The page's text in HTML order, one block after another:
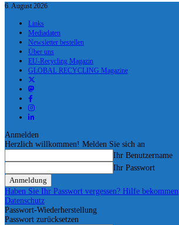
6. August 2026
Links
Mediadaten
Newsletter bestellen
Über uns
EU-Recycling Magazin
GLOBAL RECYCLING Magazine
Anmelden
Herzlich willkommen! Melden Sie sich an
Ihr Benutzername
Ihr Passwort
Haben Sie Ihr Passwort vergessen? Hilfe bekommen
Datenschutz
Passwort-Wiederherstellung
Passwort zurücksetzen